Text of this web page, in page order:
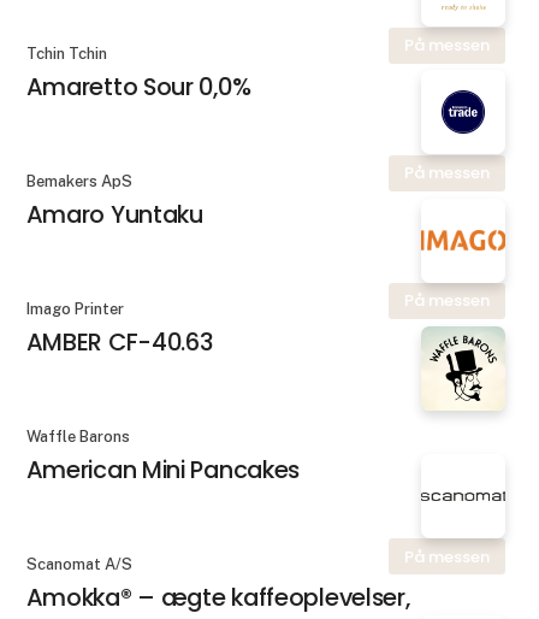
På messen
Tchin Tchin
Amaretto Sour 0,0%
På messen
Bemakers ApS
Amaro Yuntaku
På messen
Imago Printer
AMBER CF-40.63
Waffle Barons
American Mini Pancakes
På messen
Scanomat A/S
Amokka® – ægte kaffeoplevelser,